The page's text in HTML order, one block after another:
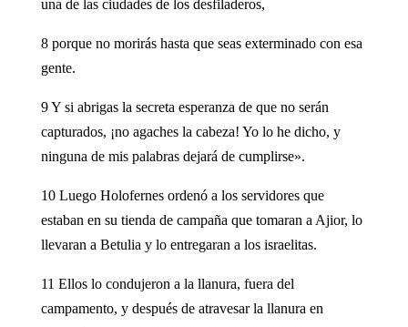
una de las ciudades de los desfiladeros,
8 porque no morirás hasta que seas exterminado con esa
gente.
9 Y si abrigas la secreta esperanza de que no serán
capturados, ¡no agaches la cabeza! Yo lo he dicho, y
ninguna de mis palabras dejará de cumplirse».
10 Luego Holofernes ordenó a los servidores que
estaban en su tienda de campaña que tomaran a Ajior, lo
llevaran a Betulia y lo entregaran a los israelitas.
11 Ellos lo condujeron a la llanura, fuera del
campamento, y después de atravesar la llanura en